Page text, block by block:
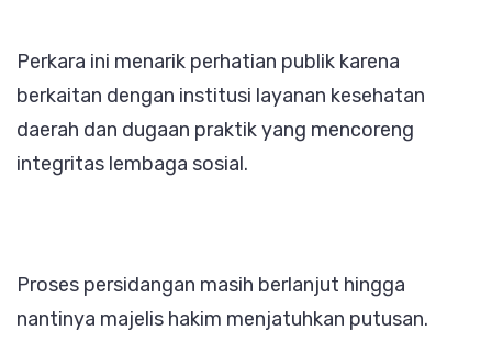
Perkara ini menarik perhatian publik karena
berkaitan dengan institusi layanan kesehatan
daerah dan dugaan praktik yang mencoreng
integritas lembaga sosial.
Proses persidangan masih berlanjut hingga
nantinya majelis hakim menjatuhkan putusan.